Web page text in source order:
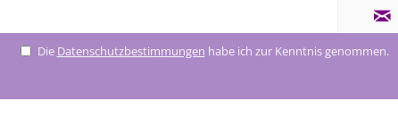
Die Datenschutzbestimmungen habe ich zur Kenntnis genommen.